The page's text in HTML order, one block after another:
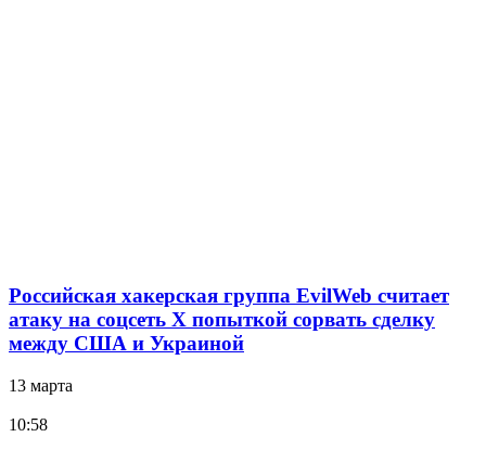
Российская хакерская группа EvilWeb считает
атаку на соцсеть Х попыткой сорвать сделку
между США и Украиной
13 марта
10:58